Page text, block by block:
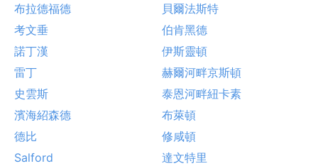
布拉德福德
貝爾法斯特
考文垂
伯肯黑德
諾丁漢
伊斯靈頓
雷丁
赫爾河畔京斯頓
史雲斯
泰恩河畔紐卡素
濱海紹森德
布萊頓
德比
修咸頓
Salford
達文特里